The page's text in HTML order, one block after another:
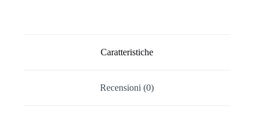
Caratteristiche
Recensioni (0)